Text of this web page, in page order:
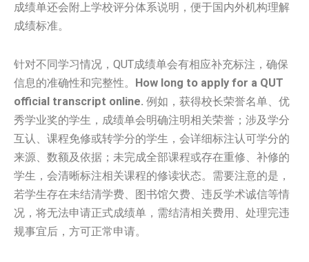
成绩单还会附上学校评分体系说明，便于国内外机构理解
成绩标准。
针对不同学习情况，QUT成绩单会有相应补充标注，确保
信息的准确性和完整性。 How long to apply for a QUT
official transcript online. 例如，获得校长荣誉名单、优
秀学业奖的学生，成绩单会明确注明相关荣誉；涉及学分
互认、课程免修或转学分的学生，会详细标注认可学分的
来源、数额及依据；未完成全部课程或存在重修、补修的
学生，会清晰标注相关课程的修读状态。需要注意的是，
若学生存在未结清学费、图书馆欠费、违反学术诚信等情
况，将无法申请正式成绩单，需结清相关费用、处理完违
规事宜后，方可正常申请。